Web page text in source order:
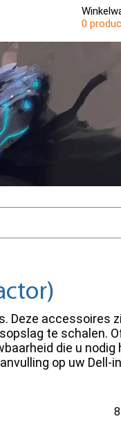
0
Deze accessoires
te schalen.
die u nodig
op uw Dell-